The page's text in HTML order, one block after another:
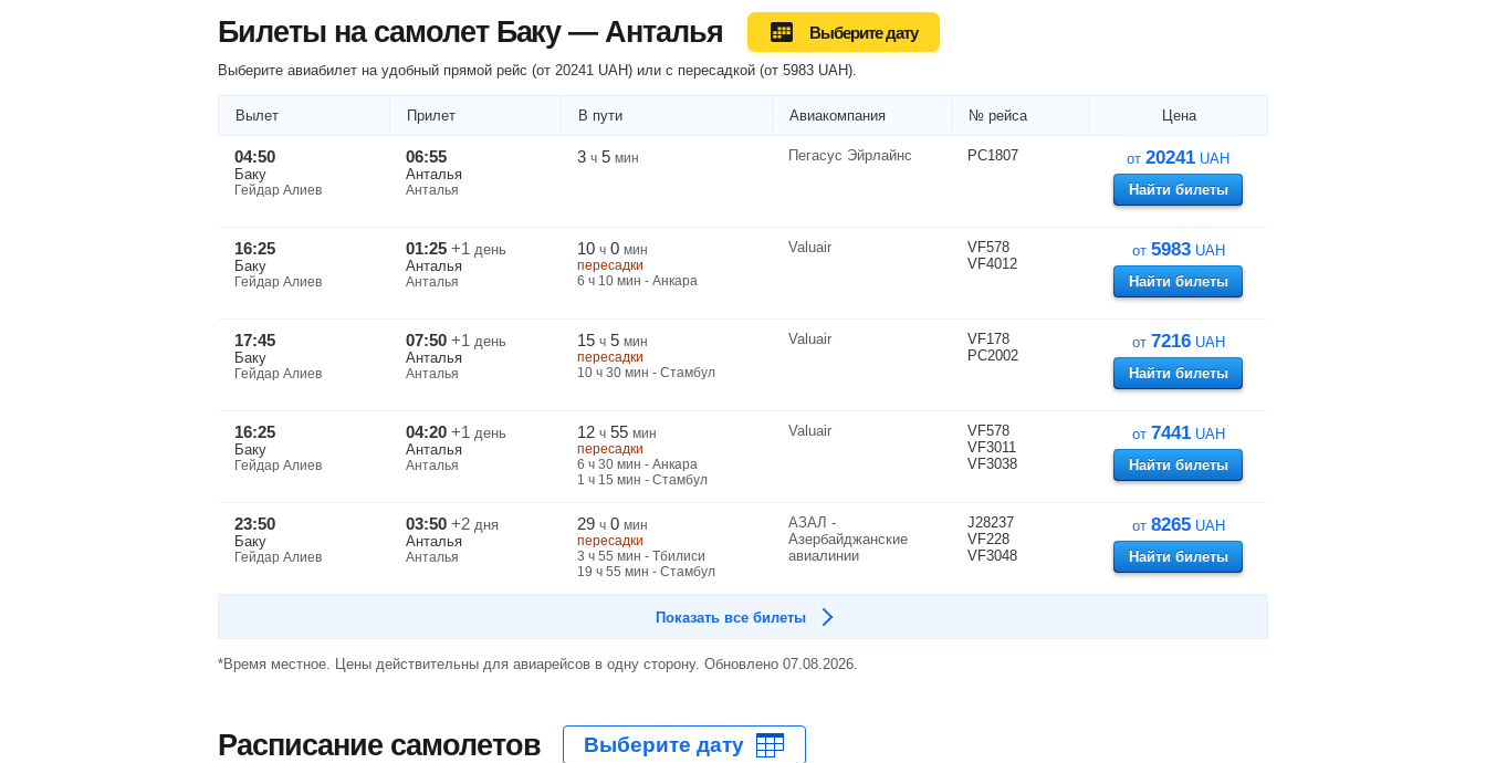
Билеты на самолет Баку — Анталья Выберите дату
Выберите авиабилет на удобный прямой рейс (от 20241 UAH) или с пересадкой (от 5983 UAH).
Вылет Прилет В пути Авиакомпания № рейса Цена
04:50
Баку
Гейдар Алиев
06:55
Анталья
Анталья
3 ч 5 мин Пегасус Эйрлайнс PC1807 от 20241 UAH
Найти билеты
16:25
Баку
Гейдар Алиев
01:25 +1 день
Анталья
Анталья
10 ч 0 мин
пересадки
6 ч 10 мин - Анкара
Valuair
VF578
VF4012
от 5983 UAH
Найти билеты
17:45
Баку
Гейдар Алиев
07:50 +1 день
Анталья
Анталья
15 ч 5 мин
пересадки
10 ч 30 мин - Стамбул
Valuair
VF178
PC2002
от 7216 UAH
Найти билеты
16:25
Баку
Гейдар Алиев
04:20 +1 день
Анталья
Анталья
12 ч 55 мин
пересадки
6 ч 30 мин - Анкара
1 ч 15 мин - Стамбул
Valuair
VF578
VF3011
VF3038
от 7441 UAH
Найти билеты
23:50
Баку
Гейдар Алиев
03:50 +2 дня
Анталья
Анталья
29 ч 0 мин
пересадки
3 ч 55 мин - Тбилиси
19 ч 55 мин - Стамбул
АЗАЛ -
Азербайджанские
авиалинии
J28237
VF228
VF3048
от 8265 UAH
Найти билеты
Показать все билеты
*Время местное. Цены действительны для авиарейсов в одну сторону. Обновлено 07.08.2026.
Расписание самолетов